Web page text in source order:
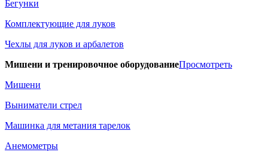
Бегунки
Комплектующие для луков
Чехлы для луков и арбалетов
Мишени и тренировочное оборудованиеПросмотреть
Мишени
Выниматели стрел
Машинка для метания тарелок
Анемометры